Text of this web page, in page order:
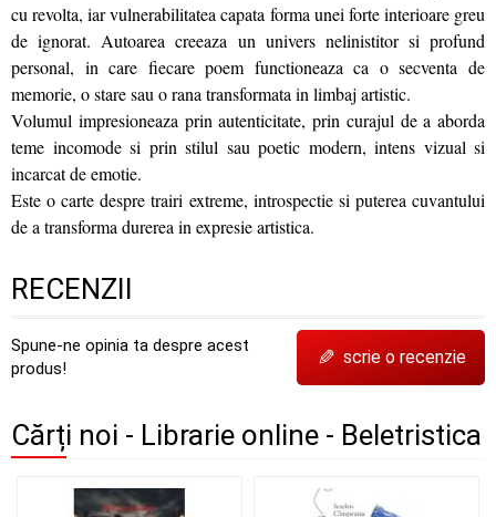
cu revolta, iar vulnerabilitatea capata forma unei forte interioare greu
de ignorat. Autoarea creeaza un univers nelinistitor si profund
personal, in care fiecare poem functioneaza ca o secventa de
memorie, o stare sau o rana transformata in limbaj artistic.
Volumul impresioneaza prin autenticitate, prin curajul de a aborda
teme incomode si prin stilul sau poetic modern, intens vizual si
incarcat de emotie.
Este o carte despre trairi extreme, introspectie si puterea cuvantului
de a transforma durerea in expresie artistica.
RECENZII
Spune-ne opinia ta despre acest
produs!
✎ scrie o recenzie
Cărți noi - Librarie online - Beletristica